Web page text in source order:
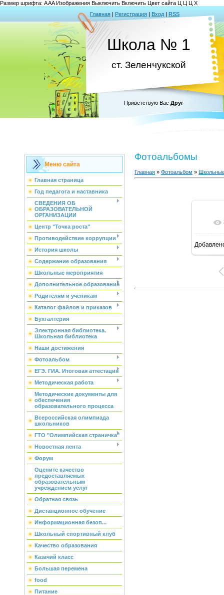
Размер шрифта: AAAИзображения Выключить Включить Цвет сайта Ц Ц Ц Х
Главная | Регистрация | Вход | RSS
Школа № 1
ст. Зеленчукской
Приветствую Вас Друг
Меню сайта
Главная страница
Год педагога и наставника
СВЕДЕНИЯ ОБ
ОБРАЗОВАТЕЛЬНОЙ
ОРГАНИЗАЦИИ
Центр "Точка роста"
Противодействие коррупции
История школы
Содержание образования
Школьные мероприятия
Дополнительное образование
Родителям и ученикам
Каталог файлов и приказов
Бухгалтерия
Электронная библиотека.
Школьная библиотека
Наши достижения
Фотоальбом
ЕГЭ. ГИА. Итоговая аттестация
Методическая работа
Методические документы для
обеспечения
образовательного процесса
Всероссийская олимпиада
школьников
ГТО "Олимпийская страничка"
Новостная лента
Форум
Оцените качество
предоставляемых
образовательным
учреждением услуг
Обратная связь
Дистанционное обучение
Информационная безоп...
Школьный спортивный клуб
Качество образования
Казачий класс
Большая перемена
food
Питание
Фотоальбомы
Главная » Фотоальбом »